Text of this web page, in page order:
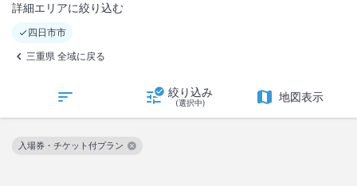
詳細エリアに絞り込む
四日市市
三重県 全域に戻る
絞り込み
(選択中) 地図表示
入場券・チケット付プラン
この絞り込み条件を解除